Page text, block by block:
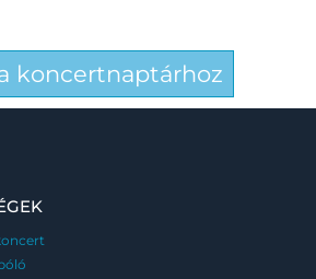
koncertnaptárhoz